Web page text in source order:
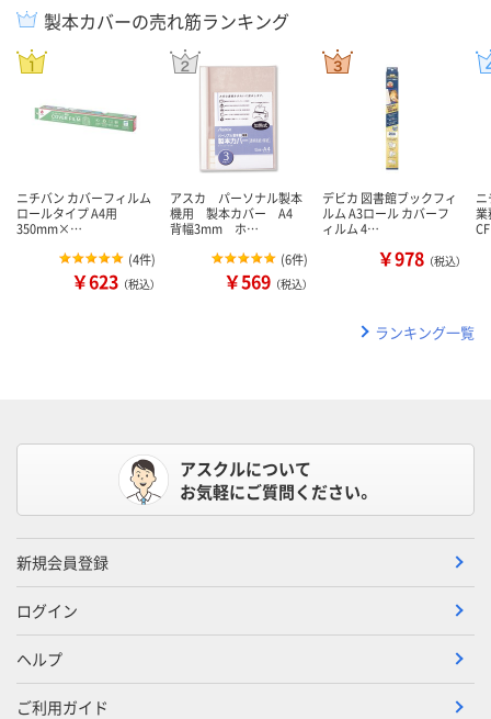
製本カバーの売れ筋ランキング
ニチバン カバーフィルム
ロールタイプ A4用
350mm×…
(4件)
￥623 （税込）
アスカ パーソナル製本
機用 製本カバー A4
背幅3mm ホ…
(6件)
￥569 （税込）
デビカ 図書館ブックフィ
ルム A3ロール カバーフ
ィルム 4…
￥978 （税込）
ランキング一覧
アスクルについて
お気軽にご質問ください。
新規会員登録
ログイン
ヘルプ
ご利用ガイド